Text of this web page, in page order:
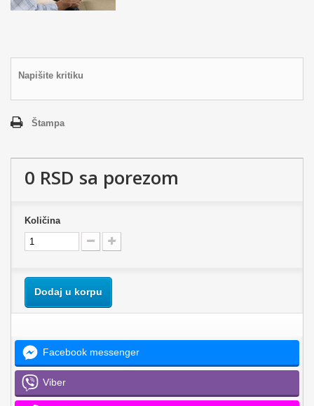
Napišite kritiku
Štampa
0 RSD sa porezom
Količina
Dodaj u korpu
Facebook messenger
Viber